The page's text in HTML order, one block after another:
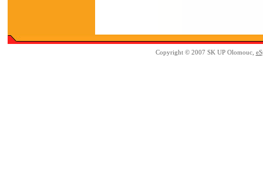
Copyright © 2007 SK UP Olomouc,